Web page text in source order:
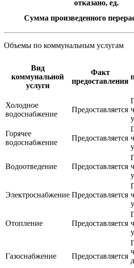
отказано, ед.
Сумма произведенного
Объемы по коммунальным услугам
Вид
коммунальной
услуги
Факт
предоставления
Холодное
водоснабжение
Предоставляется
Горячее
водоснабжение
Предоставляется
Водоотведение Предоставляется
Электроснабжение Предоставляется
Отопление Предоставляется
Газоснабжение Предоставляется